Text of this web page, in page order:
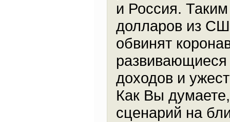
и Россия.
долларов из
обвинят
доходов и
Как Вы
сценарий на